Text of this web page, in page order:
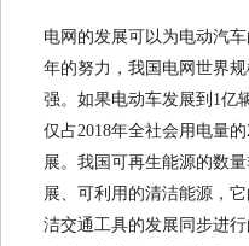
电网的发展可以为电动汽
年的努力，我国电网世界
强。如果电动车发展到1亿
仅占2018年全社会用电量
展。我国可再生能源的数
展、可利用的清洁能源，
洁交通工具的发展同步进